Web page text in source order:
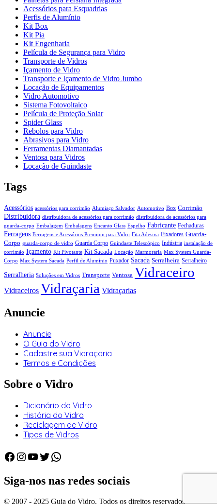
Acessórios para Esquadrias
Perfis de Alumínio
Kit Box
Kit Pia
Kit Engenharia
Película de Segurança para Vidro
Transporte de Vidros
Içamento de Vidro
Transporte e Içamento de Vidro Jumbo
Locação de Equipamentos
Vidro Automotivo
Sistema Fotovoltaico
Película de Proteção Solar
Spider Glass
Rebolos para Vidro
Abrasivos para Vidro
Ferramentas Diamantadas
Ventosa para Vidros
Locação de Guindaste
Tags
Acessórios acessórios para corrimão Alumiaço Salvador Automotivo Box Corrimão
Distribuidora distribuidora de acessórios para corrimão distribuidora de acessórios para
guarda-corpo Embalagem Embalagens Encanto Glass Espelho Fabricante Fechaduras
Ferragens Ferragens e Acessórios Premium para Vidro Fita Adesiva Fixadores Guarda-
Corpo guarda-corpo de vidro Guarda Corpo Guindaste Telescópico Indústria instalação de
corrimão Içamento Kit Pivotante Kit Sacada Locação Marmoraria Max System Guarda-
Corpo Max System Sacada Perfil de Alumínio Puxador Sacada Serralheira Serralheiro
Serralheria Soluções em Vidros Transporte Ventosa Vidraceiro
Vidraceiros Vidraçaria Vidraçarias
Anuncie
Anuncie
O Guia do Vidro
Cadastre sua Vidraçaria
Termos e Condições
Sobre o Vidro
Dicionário do Vidro
História do Vidro
Reciclagem de Vidro
Tipos de Vidros
Facebook
Instagram
Youtube
Twitter
WhatsApp
Siga-nos nas redes sociais
© 2007 - 2025 Guia do Vidro. Todos os direitos reservados